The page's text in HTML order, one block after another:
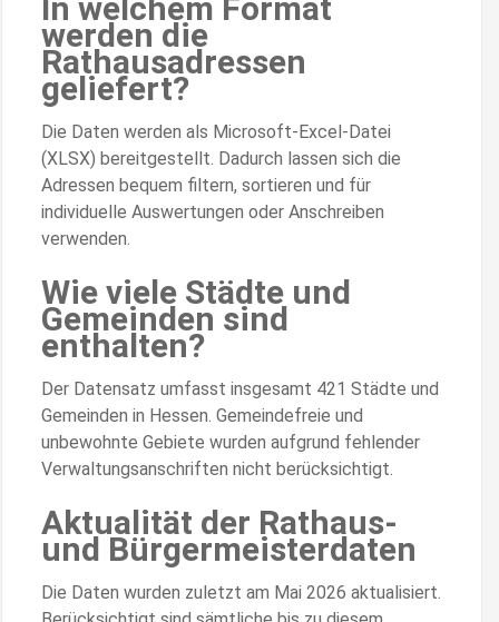
In welchem Format
werden die
Rathausadressen
geliefert?
Die Daten werden als Microsoft-Excel-Datei
(XLSX) bereitgestellt. Dadurch lassen sich die
Adressen bequem filtern, sortieren und für
individuelle Auswertungen oder Anschreiben
verwenden.
Wie viele Städte und
Gemeinden sind
enthalten?
Der Datensatz umfasst insgesamt 421 Städte und
Gemeinden in Hessen. Gemeindefreie und
unbewohnte Gebiete wurden aufgrund fehlender
Verwaltungsanschriften nicht berücksichtigt.
Aktualität der Rathaus-
und Bürgermeisterdaten
Die Daten wurden zuletzt am Mai 2026 aktualisiert.